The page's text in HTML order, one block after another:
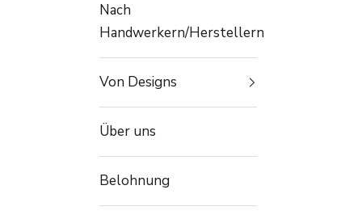
Nach
Handwerkern/Herstellern
Von Designs
Über uns
Belohnung